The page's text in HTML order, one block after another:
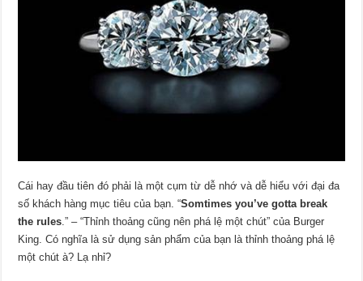
Cái hay đầu tiên đó phải là một cụm từ dễ nhớ và dễ hiểu với đại đa
số khách hàng mục tiêu của bạn. “Somtimes you’ve gotta break
the rules.” – “Thỉnh thoảng cũng nên phá lệ một chút” của Burger
King. Có nghĩa là sử dụng sản phẩm của bạn là thỉnh thoảng phá lệ
một chút à? Lạ nhỉ?